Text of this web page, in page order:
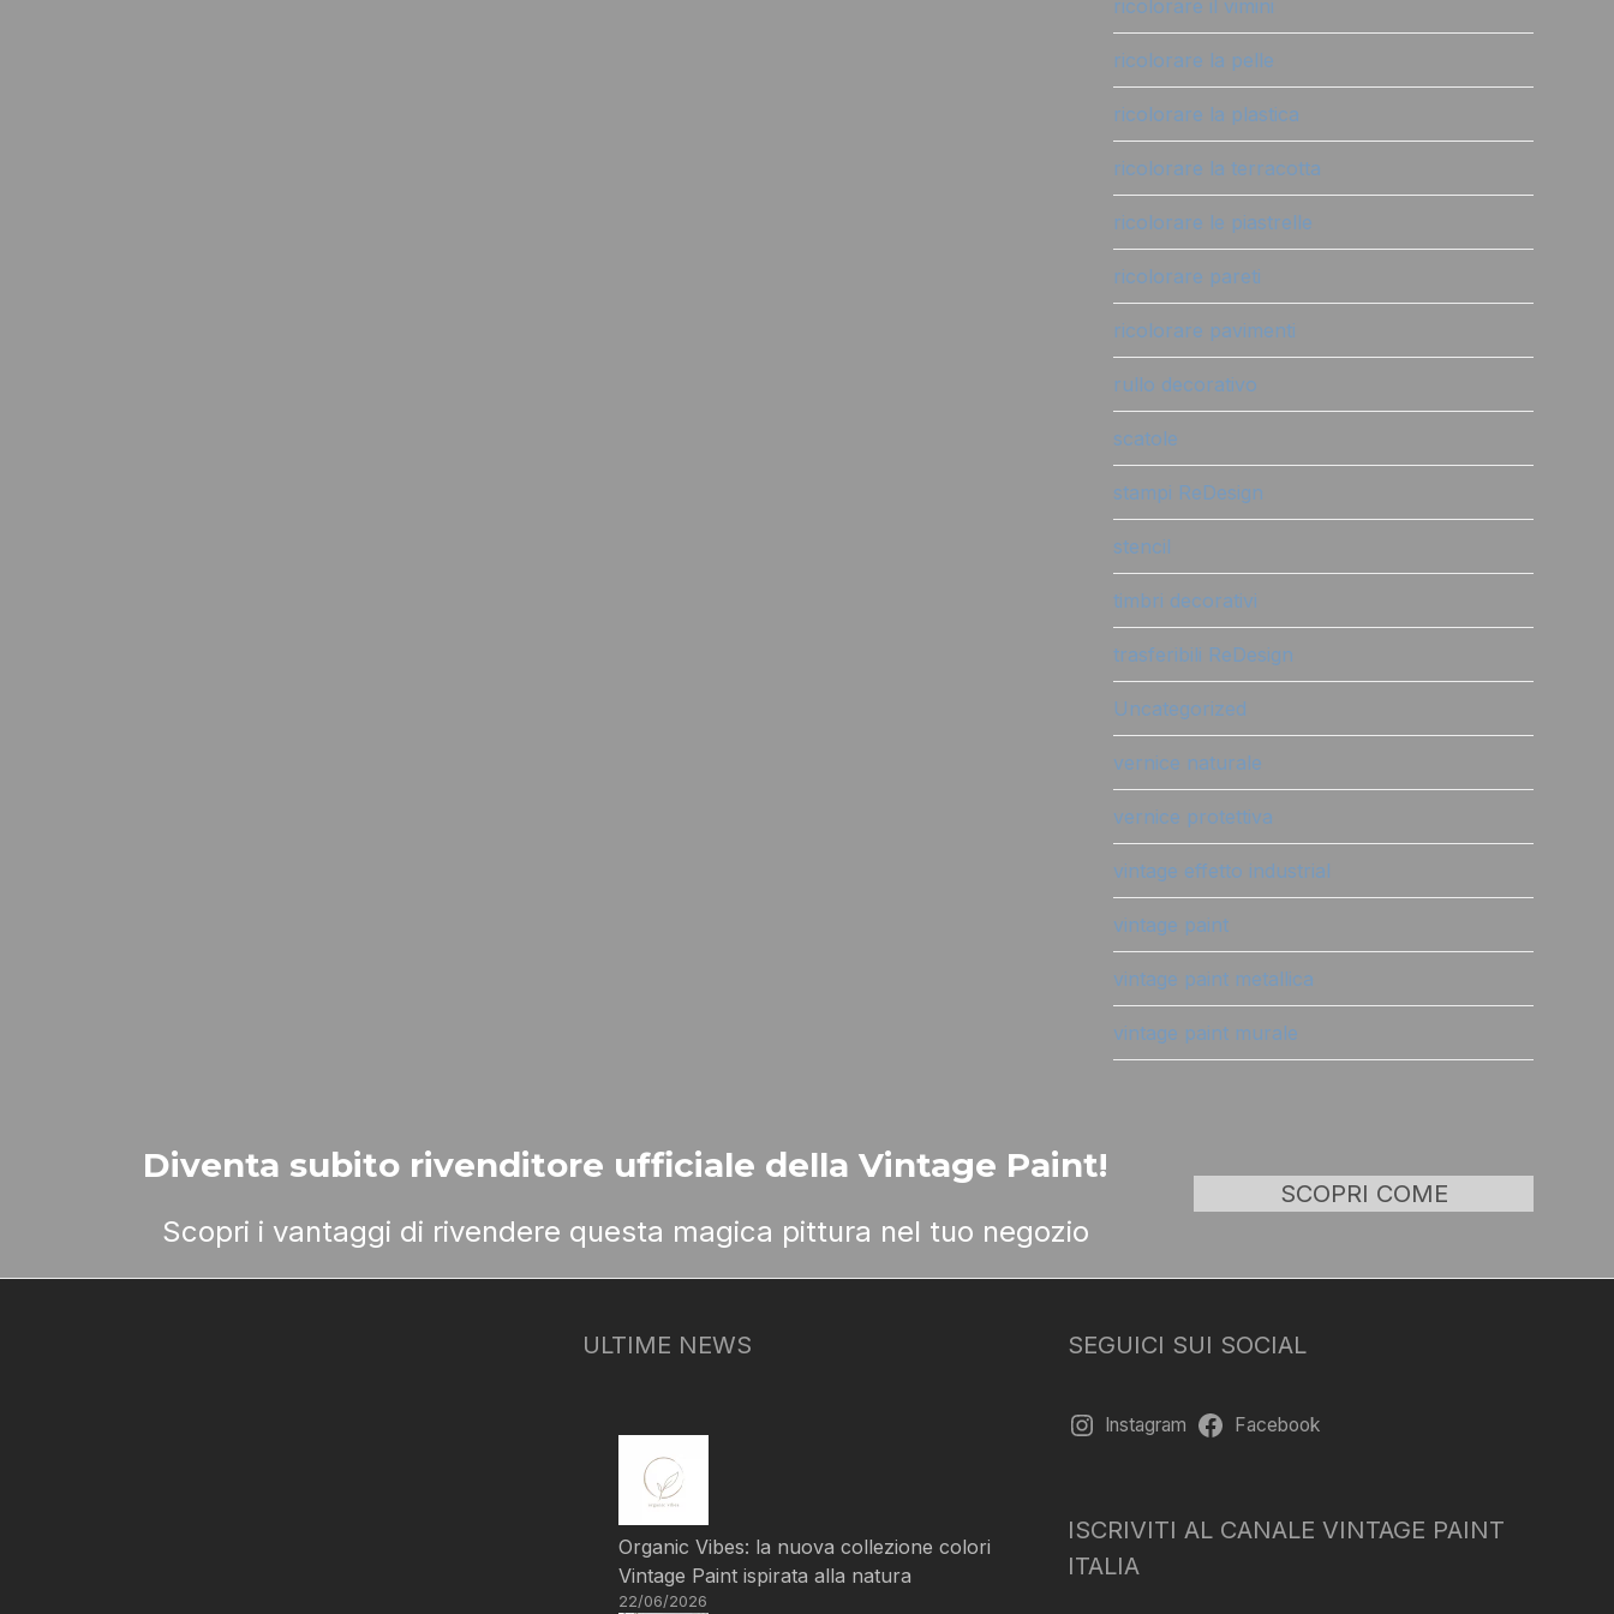
ricolorare il vimini
ricolorare la pelle
ricolorare la plastica
ricolorare la terracotta
ricolorare le piastrelle
ricolorare pareti
ricolorare pavimenti
rullo decorativo
scatole
stampi ReDesign
stencil
timbri decorativi
trasferibili ReDesign
Uncategorized
vernice naturale
vernice protettiva
vintage effetto industrial
vintage paint
vintage paint metallica
vintage paint murale
Diventa subito rivenditore ufficiale della Vintage Paint!
Scopri i vantaggi di rivendere questa magica pittura nel tuo negozio
SCOPRI COME
ULTIME NEWS
Organic Vibes: la nuova collezione colori
Vintage Paint ispirata alla natura
22/06/2026
SEGUICI SUI SOCIAL
Instagram Facebook
ISCRIVITI AL CANALE VINTAGE PAINT
ITALIA